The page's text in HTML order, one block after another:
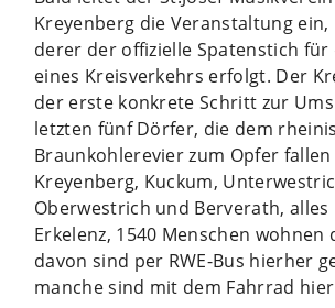
Kreyenberg die Veranstaltung ein,
derer der offizielle Spatenstich
eines Kreisverkehrs erfolgt. Der
der erste konkrete Schritt zur
letzten fünf Dörfer, die dem
Braunkohlerevier zum Opfer
Kreyenberg, Kuckum,
Oberwestrich und Berverath,
Erkelenz, 1540 Menschen wohnen
davon sind per RWE-Bus hierher
manche sind mit dem Fahrrad